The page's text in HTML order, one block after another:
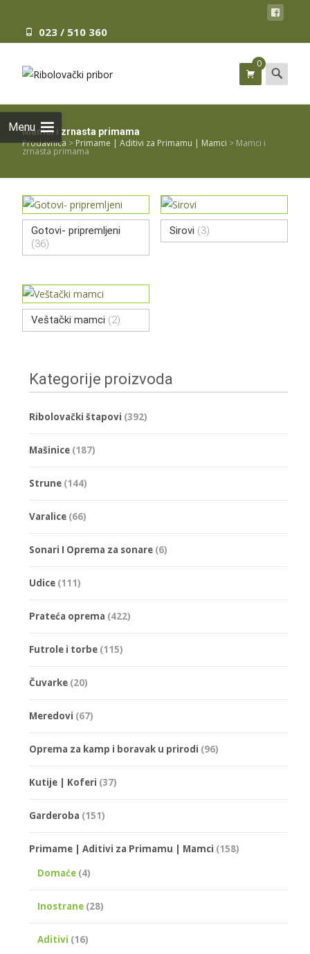
023 / 510 360
Menu
0 Search
for:
Mamci i zrnasta primama
Prodavnica > Primame | Aditivi za Primamu | Mamci > Mamci i
zrnasta primama
Gotovi- pripremljeni
(36)
Sirovi (3)
Veštački mamci (2)
Kategorije proizvoda
Ribolovački štapovi (392)
Mašinice (187)
Strune (144)
Varalice (66)
Sonari I Oprema za sonare (6)
Udice (111)
Prateća oprema (422)
Futrole i torbe (115)
Čuvarke (20)
Meredovi (67)
Oprema za kamp i boravak u prirodi (96)
Kutije | Koferi (37)
Garderoba (151)
Primame | Aditivi za Primamu | Mamci (158)
Domaće (4)
Inostrane (28)
Aditivi (16)